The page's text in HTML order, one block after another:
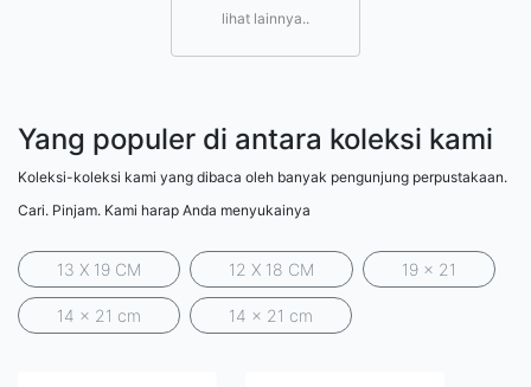
lihat lainnya..
Yang populer di antara koleksi kami
Koleksi-koleksi kami yang dibaca oleh banyak pengunjung perpustakaan.
Cari. Pinjam. Kami harap Anda menyukainya
13 X 19 CM 12 X 18 CM 19 x 21
14 x 21 cm 14 x 21 cm